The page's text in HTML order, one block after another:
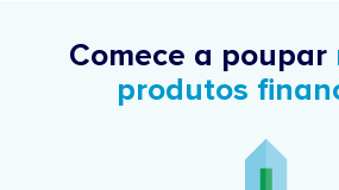
Comece a poupar
produtos